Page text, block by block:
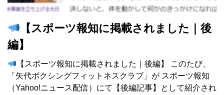
【スポーツ報知に掲載されました｜後
編】
【スポーツ報知に掲載されました｜後編】 このたび、
「矢代ボクシングフィットネスクラブ」が スポーツ報知
（Yahoo!ニュース配信）にて【後編記事】として紹介され